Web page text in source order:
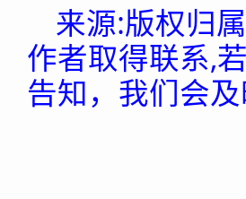
来源:版权归
作者取得联系,
告知，我们会及